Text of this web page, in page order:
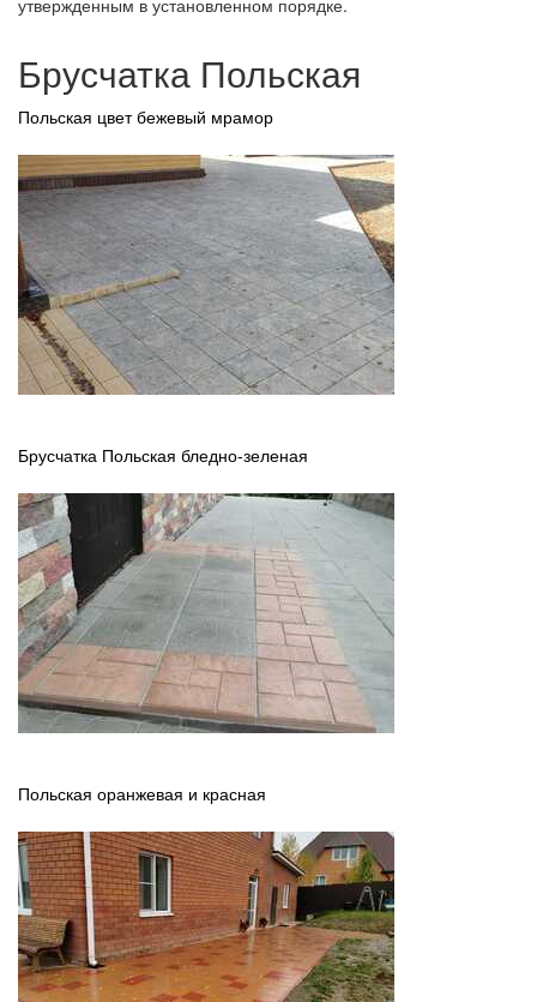
Брусчатка Польская
Польская цвет бежевый мрамор
Брусчатка Польская бледно-зеленая
Польская оранжевая и красная